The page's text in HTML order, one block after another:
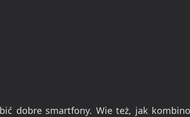
dobre smartfony. Wie też, jak